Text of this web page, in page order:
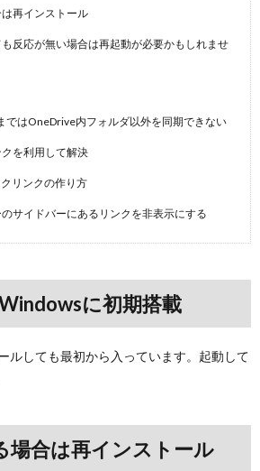
再インストール
反応が無い場合は再起動が必要かもしれませ
ではOneDrive内フォルダ以外を同期できない
を利用して解決
リンクの作り方
サイドバーにあるリンクを非表示にする
に初期搭載
ルしても最初から入っています。起動して
場合は再インストール